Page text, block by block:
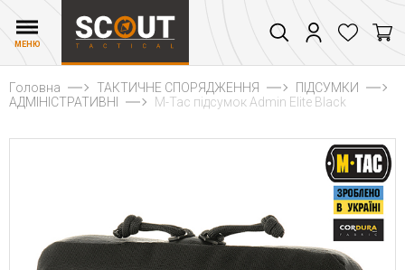
МЕНЮ
Головна ТАКТИЧНЕ СПОРЯДЖЕННЯ
ПІДСУМКИ
АДМІНІСТРАТИВНІ
M-Tac підсумок Admin Elite Black